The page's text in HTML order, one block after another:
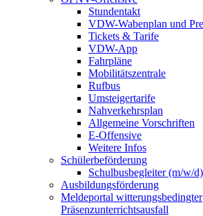
Stundentakt
VDW-Wabenplan und
Tickets & Tarife
VDW-App
Fahrpläne
Mobilitätszentrale
Rufbus
Umsteigertarife
Nahverkehrsplan
Allgemeine Vorschriften
E-Offensive
Weitere Infos
Schülerbeförderung
Schulbusbegleiter (m/w/
Ausbildungsförderung
Meldeportal witterungsbedingter
Präsenzunterrichtsausfall